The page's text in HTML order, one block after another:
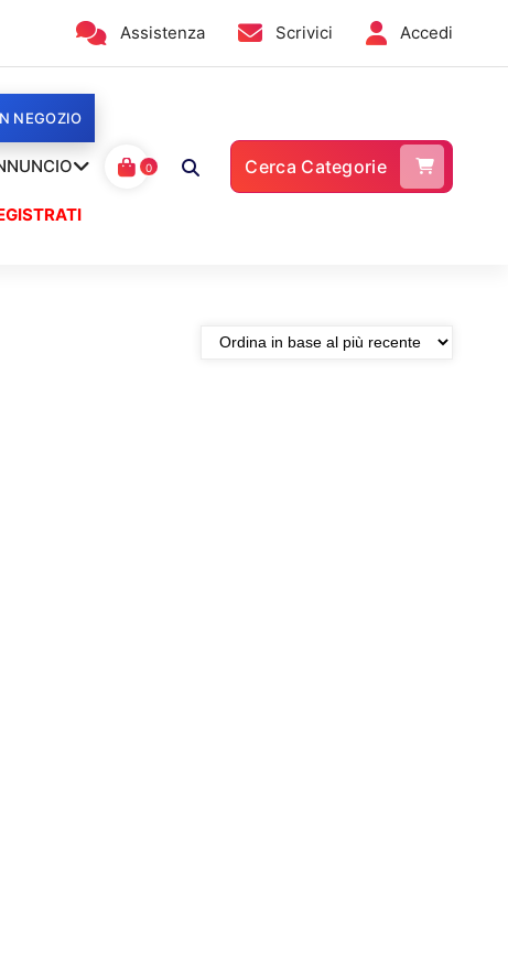
Assistenza Scrivici Accedi
NEGOZIO
0 Cerca Categorie